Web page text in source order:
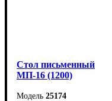
Cтол письменный
МП-16 (1200)
25174